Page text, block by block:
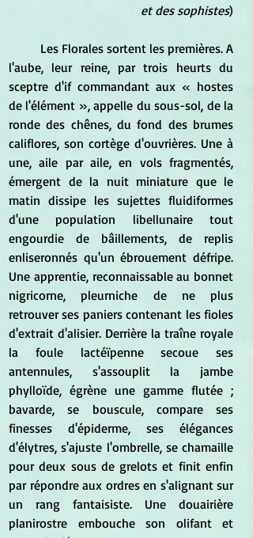
et des sophistes)
l'aube, leur reine, par trois heurts du
sceptre d'if commandant aux « hostes
de l'élément », appelle du sous-sol, de la
ronde des chênes, du fond des brumes
califlores, son cortège d'ouvrières. Une à
une, aile par aile, en vols fragmentés,
émergent de la nuit miniature que le
matin dissipe les sujettes fluidiformes
d'une population libellunaire tout
engourdie de bâillements, de replis
enliseronnés qu'un ébrouement défripe.
Une apprentie, reconnaissable au bonnet
nigricorne, pleurniche de ne plus
retrouver ses paniers contenant les fioles
d'extrait d'alisier. Derrière la traîne royale
la foule lactéïpenne secoue ses
antennules, s'assouplit la jambe
phylloïde, égrène une gamme flutée ;
bavarde, se bouscule, compare ses
finesses d'épiderme, ses élégances
d'élytres, s'ajuste l'ombrelle, se chamaille
pour deux sous de grelots et finit enfin
par répondre aux ordres en s'alignant sur
un rang fantaisiste. Une douairière
planirostre embouche son olifant et